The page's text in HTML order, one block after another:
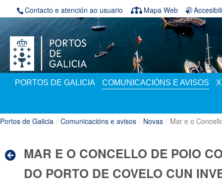
Volver ao contido
Contacto e atención ao usuario Mapa Web
PORTOS DE GALICIA COMUNICACIÓNS E AVISOS
Portos de Galicia / Comunicacións e avisos / Novas / Mar e o
MAR E O CONCELLO DE POIO
DO PORTO DE COVELO CUN